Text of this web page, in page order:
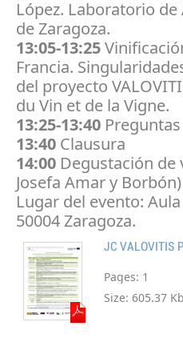
López. Laboratorio
de Zaragoza.
13:05-13:25
Francia.
del proyecto
du Vin et de la Vigne.
13:25-13:40 Preguntas
13:40 Clausura
14:00 Degustación de
Josefa Amar y Borbón)
Lugar del evento:
50004 Zaragoza.
JC VALOVITIS
Pages: 1
Size: 605.37 Kb